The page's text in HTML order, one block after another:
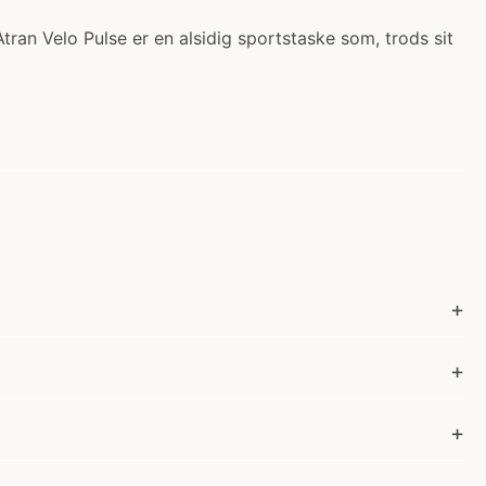
Velo Pulse er en alsidig sportstaske som, trods sit